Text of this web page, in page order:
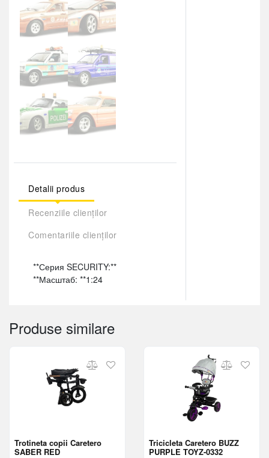
Detalii produs
Recenziile clienților
Comentariile clienților
**Серия SECURITY:**
**Масштаб: **1:24
Produse similare
Trotineta copii Caretero
SABER RED
Tricicleta Caretero BUZZ
PURPLE TOYZ-0332